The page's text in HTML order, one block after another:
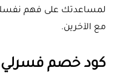
لمساعدتك على فهم
مع الآخرين.
كود خصم فسرلي